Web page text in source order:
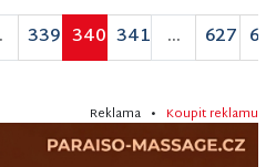
339 340 341 ... 627
Reklama • Koupit reklamu